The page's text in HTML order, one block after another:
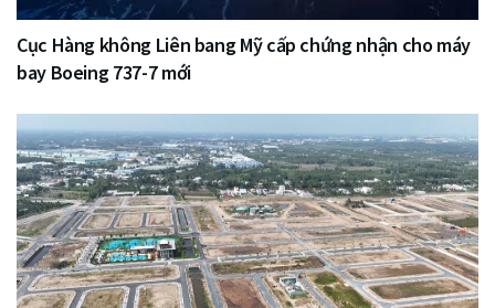
Cục Hàng không Liên bang Mỹ cấp chứng nhận cho máy
bay Boeing 737-7 mới